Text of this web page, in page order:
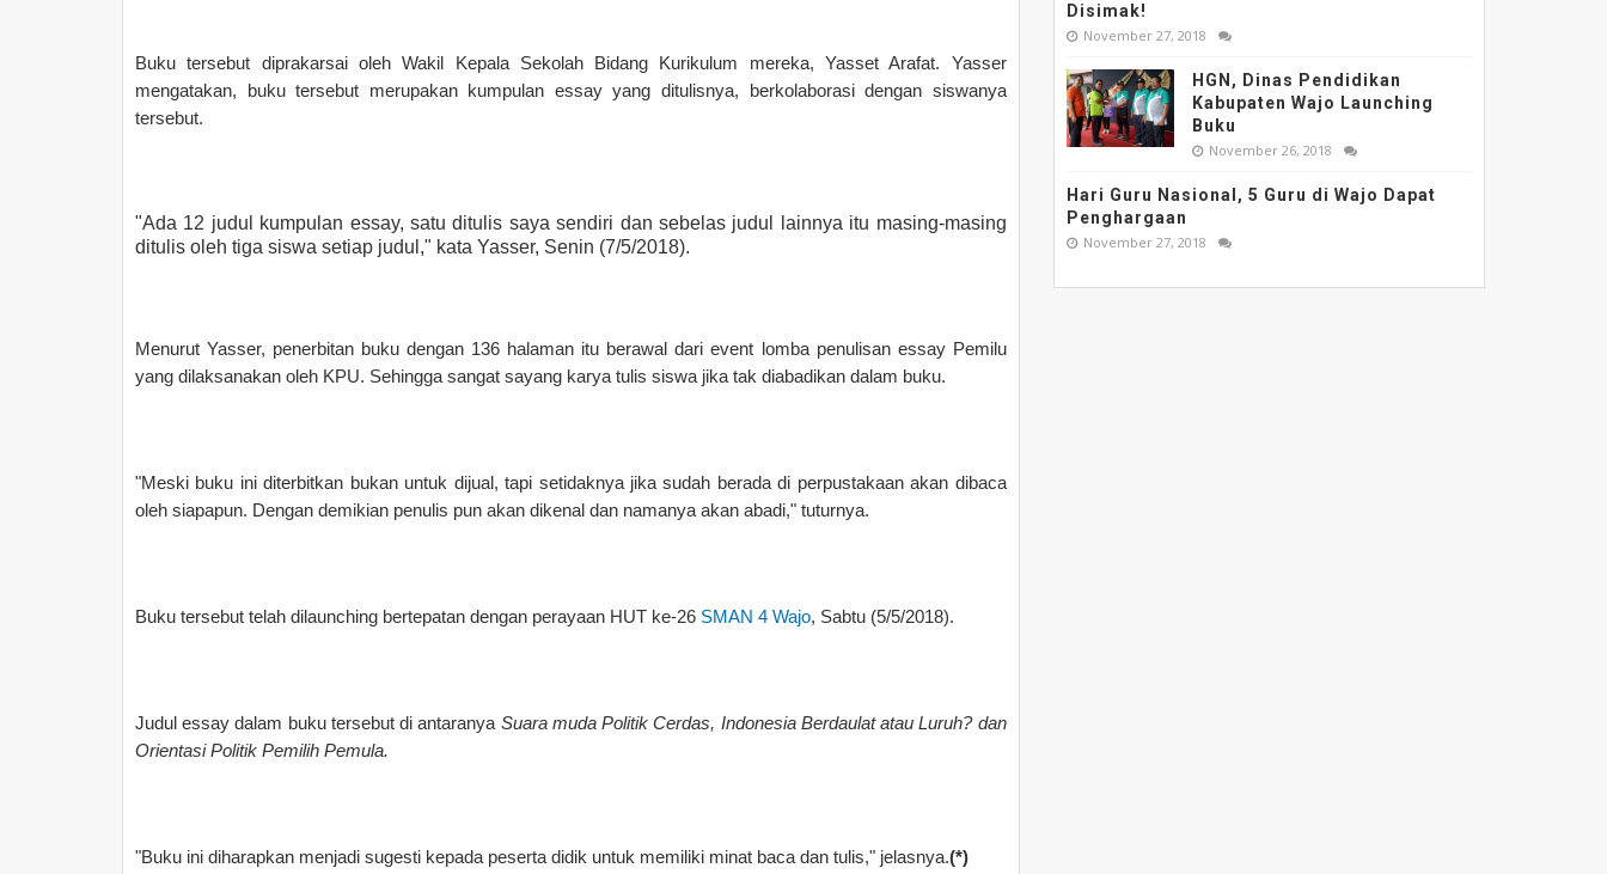
Buku tersebut diprakarsai oleh Wakil Kepala Sekolah Bidang Kurikulum mereka, Yasset Arafat. Yasser
mengatakan, buku tersebut merupakan kumpulan essay yang ditulisnya, berkolaborasi dengan siswanya
tersebut.
"Ada 12 judul kumpulan essay, satu ditulis saya sendiri dan sebelas judul lainnya itu masing-masing
ditulis oleh tiga siswa setiap judul," kata Yasser, Senin (7/5/2018).
Menurut Yasser, penerbitan buku dengan 136 halaman itu berawal dari event lomba penulisan essay Pemilu
yang dilaksanakan oleh KPU. Sehingga sangat sayang karya tulis siswa jika tak diabadikan dalam buku.
"Meski buku ini diterbitkan bukan untuk dijual, tapi setidaknya jika sudah berada di perpustakaan akan dibaca
oleh siapapun. Dengan demikian penulis pun akan dikenal dan namanya akan abadi," tuturnya.
Buku tersebut telah dilaunching bertepatan dengan perayaan HUT ke-26 SMAN 4 Wajo, Sabtu (5/5/2018).
Judul essay dalam buku tersebut di antaranyaSuara muda Politik Cerdas, Indonesia Berdaulat atau Luruh? dan
Orientasi Politik Pemilih Pemula.
"Buku ini diharapkan menjadi sugesti kepada peserta didik untuk memiliki minat baca dan tulis," jelasnya.(*)
Disimak!
November 27, 2018
HGN, Dinas Pendidikan
Kabupaten Wajo Launching
Buku
November 26, 2018
Hari Guru Nasional, 5 Guru di Wajo Dapat
Penghargaan
November 27, 2018